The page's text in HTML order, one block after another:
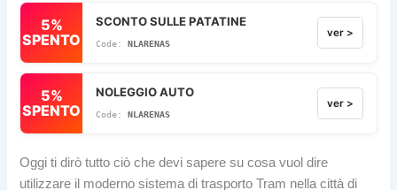
5%
SPENTO
SCONTO SULLE PATATINE
NLARENAS
ver >
5%
SPENTO
NOLEGGIO AUTO
NLARENAS
ver >
Oggi ti dirò tutto ciò che devi sapere su cosa vuol dire
utilizzare il moderno sistema di trasporto Tram nella città di